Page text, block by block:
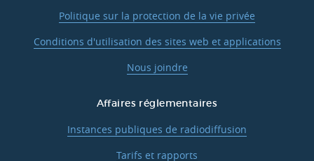
Politique sur la protection de la vie privée
Conditions d'utilisation des sites web et applications
Nous joindre
Affaires réglementaires
Instances publiques de radiodiffusion
Tarifs et rapports